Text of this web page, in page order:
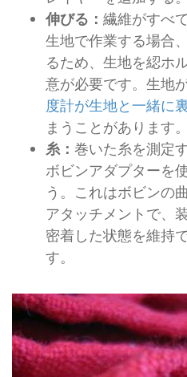
伸びる： 繊維がすべ
生地で作業する場合
るため、生地を綛ホ
意が必要です。生地
度計が生地と一緒に
まうことがあります。
糸： 巻いた糸を測定
ボビンアダプターを
う。これはボビンの
アタッチメントで、
密着した状態を維持
す。